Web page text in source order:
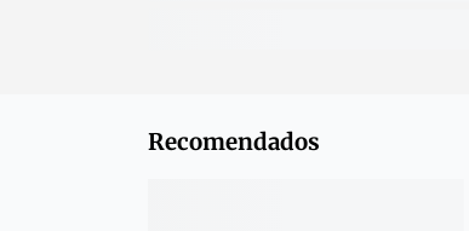
Recomendados